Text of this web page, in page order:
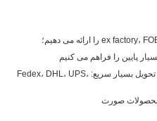
3. ما در زیر خبر رسان حساب کاربری و ارائه تحویل بسیار سریع: Fedex، DHL، UPS،